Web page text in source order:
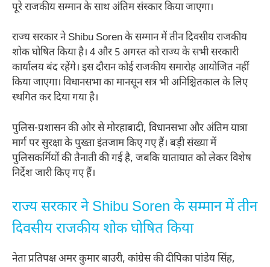
पूरे राजकीय सम्मान के साथ अंतिम संस्कार किया जाएगा।
राज्य सरकार ने Shibu Soren के सम्मान में तीन दिवसीय राजकीय
शोक घोषित किया है। 4 और 5 अगस्त को राज्य के सभी सरकारी
कार्यालय बंद रहेंगे। इस दौरान कोई राजकीय समारोह आयोजित नहीं
किया जाएगा। विधानसभा का मानसून सत्र भी अनिश्चितकाल के लिए
स्थगित कर दिया गया है।
पुलिस-प्रशासन की ओर से मोरहाबादी, विधानसभा और अंतिम यात्रा
मार्ग पर सुरक्षा के पुख्ता इंतजाम किए गए हैं। बड़ी संख्या में
पुलिसकर्मियों की तैनाती की गई है, जबकि यातायात को लेकर विशेष
निर्देश जारी किए गए हैं।
राज्य सरकार ने Shibu Soren के सम्मान में तीन
दिवसीय राजकीय शोक घोषित किया
नेता प्रतिपक्ष अमर कुमार बाउरी, कांग्रेस की दीपिका पांडेय सिंह,